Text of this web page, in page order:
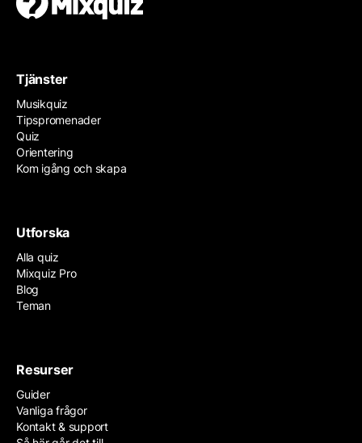
Tjänster
Musikquiz
Tipspromenader
Quiz
Orientering
Kom igång och skapa
Utforska
Alla quiz
Mixquiz Pro
Blog
Teman
Resurser
Guider
Vanliga frågor
Kontakt & support